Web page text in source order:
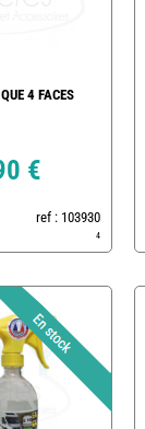
4 FACES
€
ref : 103930
4